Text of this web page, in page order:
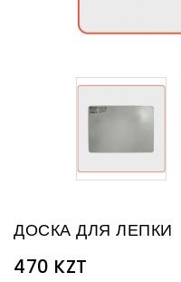
ДОСКА ДЛЯ ЛЕПКИ
470 KZT